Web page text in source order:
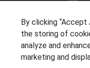
OTROS GRUPOS DE
Muro de los idiomas
Hablemos de empleo
By clicking “Accept
the storing of
analyze and
marketing and